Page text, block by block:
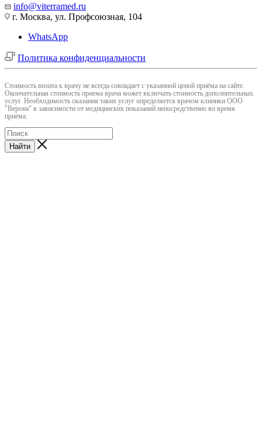
info@viterramed.ru
г. Москва, ул. Профсоюзная, 104
WhatsApp
Политика конфиденциальности
Cтоимость визита к врачу не всегда совпадает с указанной ценой приёма на сайте.
Окончательная стоимость приема врача может включать стоимость дополнительных
услуг. Необходимость оказания таких услуг определяется врачом клиники ООО
"Верона" в зависимости от медицинских показаний непосредственно во время
приёма.
Найти